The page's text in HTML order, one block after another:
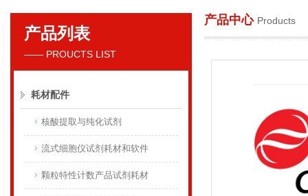
贝克曼库尔特国际贸易（上海）有限公司
产品列表
—— PROUCTS LIST
耗材配件
核酸提取与纯化试剂
流式细胞仪试剂耗材和软件
颗粒特性计数产品试剂耗材
产品中心 Products